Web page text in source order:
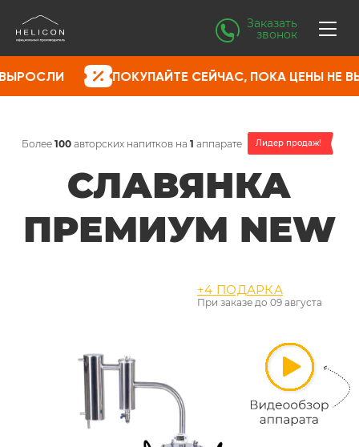
Заказать
звонок
ПОКУПАЙТЕ СЕЙЧАС, ПОКА ЦЕНЫ НЕ ВЫРОСЛИ
СЛАВЯНКА
ПРЕМИУМ NEW
Более 100авторских напитков на 1 аппарате Лидер продаж!
+4 ПОДАРКА
При заказе до09 августа